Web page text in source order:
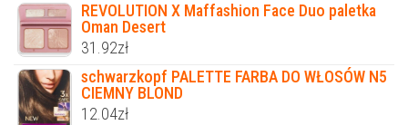
REVOLUTION X Maffashion Face Duo paletka
Oman Desert
31.92zł
schwarzkopf PALETTE FARBA DO WŁOSÓW N5
CIEMNY BLOND
12.04zł